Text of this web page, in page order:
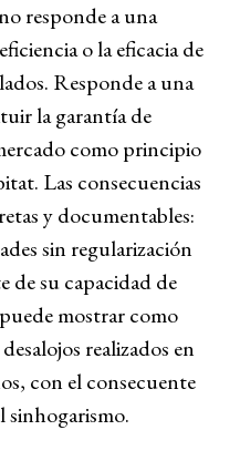
responde a una
o la eficacia de
Responde a una
la garantía de
como principio
Las consecuencias
y documentables:
sin regularización
su capacidad de
mostrar como
realizados en
con el consecuente
sinhogarismo.